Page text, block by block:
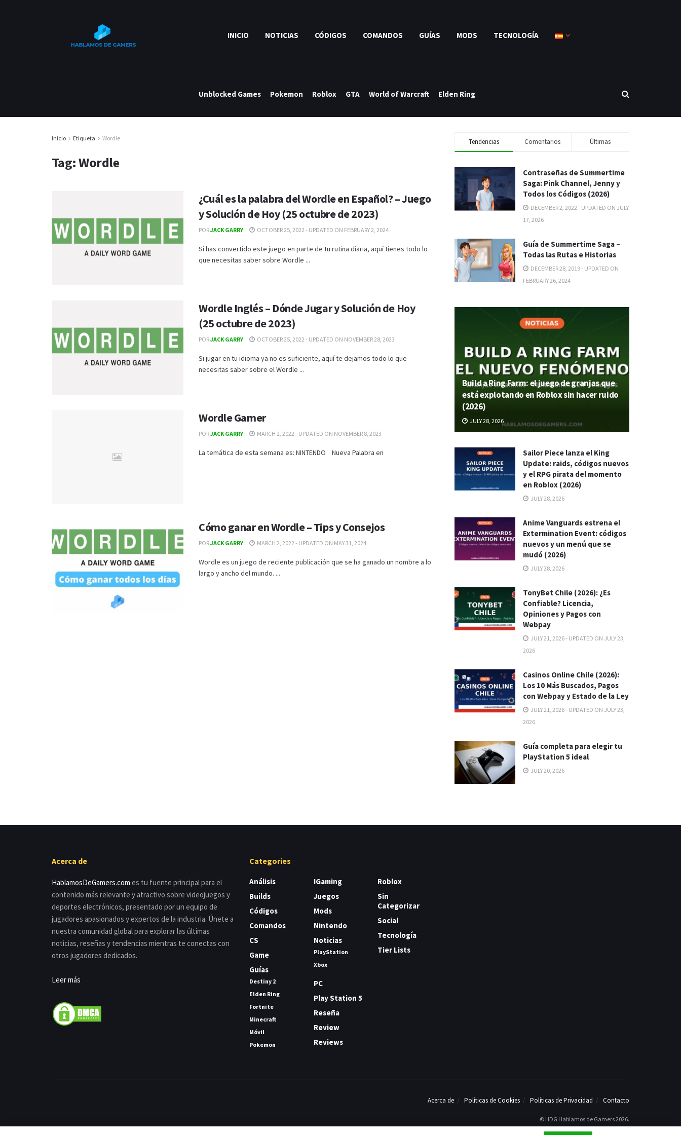
INICIO NOTICIAS CÓDIGOS COMANDOS GUÍAS MODS TECNOLOGÍA
Unblocked Games Pokemon Roblox GTA World of Warcraft Elden Ring
Inicio Etiqueta Wordle
Tag:Wordle
¿Cuál es la palabra del Wordle en Español? – Juego
y Solución de Hoy (25 octubre de 2023)
PORJACK GARRY OCTOBER 25, 2022 - UPDATED ON FEBRUARY 2, 2024
Si has convertido este juego en parte de tu rutina diaria, aquí tienes todo lo
que necesitas saber sobre Wordle ...
Wordle Inglés – Dónde Jugar y Solución de Hoy
(25 octubre de 2023)
PORJACK GARRY OCTOBER 25, 2022 - UPDATED ON NOVEMBER 28, 2023
Si jugar en tu idioma ya no es suficiente, aquí te dejamos todo lo que
necesitas saber sobre el Wordle ...
Wordle Gamer
PORJACK GARRY MARCH 2, 2022 - UPDATED ON NOVEMBER 8, 2023
La temática de esta semana es: NINTENDO Nueva Palabra en
Cómo ganar en Wordle – Tips y Consejos
PORJACK GARRY MARCH 2, 2022 - UPDATED ON MAY 31, 2024
Wordle es un juego de reciente publicación que se ha ganado un nombre a lo
largo y ancho del mundo. ...
Tendencias Comentarios Últimas
Contraseñas de Summertime
Saga: Pink Channel, Jenny y
Todos los Códigos (2026)
DECEMBER 2, 2022 - UPDATED ON JULY
17, 2026
Guía de Summertime Saga –
Todas las Rutas e Historias
DECEMBER 28, 2019 - UPDATED ON
FEBRUARY 26, 2024
Build a Ring Farm: el juego de granjas que
está explotando en Roblox sin hacer ruido
(2026)
JULY 28, 2026
Sailor Piece lanza el King
Update: raids, códigos nuevos
y el RPG pirata del momento
en Roblox (2026)
JULY 28, 2026
Anime Vanguards estrena el
Extermination Event: códigos
nuevos y un menú que se
mudó (2026)
JULY 28, 2026
TonyBet Chile (2026): ¿Es
Confiable? Licencia,
Opiniones y Pagos con
Webpay
JULY 21, 2026 - UPDATED ON JULY 23,
2026
Casinos Online Chile (2026):
Los 10 Más Buscados, Pagos
con Webpay y Estado de la Ley
JULY 21, 2026 - UPDATED ON JULY 23,
2026
Guía completa para elegir tu
PlayStation 5 ideal
JULY 20, 2026
Acerca de
HablamosDeGamers.com es tu fuente principal para el
contenido más relevante y atractivo sobre videojuegos y
deportes electrónicos, presentado por un equipo de
jugadores apasionados y expertos de la industria. Únete a
nuestra comunidad global para explorar las últimas
noticias, reseñas y tendencias mientras te conectas con
otros jugadores dedicados.
Leer más
Categories
Análisis
Builds
Códigos
Comandos
CS
Game
Guías
Destiny 2
Elden Ring
Fortnite
Minecraft
Móvil
Pokemon
IGaming
Juegos
Mods
Nintendo
Noticias
PlayStation
Xbox
PC
Play Station 5
Reseña
Review
Reviews
Roblox
Sin
Categorizar
Social
Tecnología
Tier Lists
Acerca de Políticas de Cookies Políticas de Privacidad Contacto
© HDG Hablamos de Gamers 2026.